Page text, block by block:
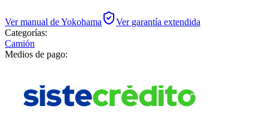
Ver manual deYokohama
Ver garantía extendida
Categorías:
Camión
Medios de pago: